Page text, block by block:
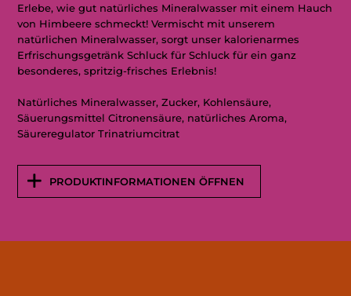
Erlebe, wie gut natürliches Mineralwasser mit einem Hauch
von Himbeere schmeckt! Vermischt mit unserem
natürlichen Mineralwasser, sorgt unser kalorienarmes
Erfrischungsgetränk Schluck für Schluck für ein ganz
besonderes, spritzig-frisches Erlebnis!
Natürliches Mineralwasser, Zucker, Kohlensäure,
Säuerungsmittel Citronensäure, natürliches Aroma,
Säureregulator Trinatriumcitrat
PRODUKTINFORMATIONEN ÖFFNEN